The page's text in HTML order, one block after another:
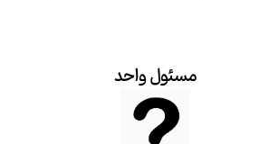
مسئول واحد